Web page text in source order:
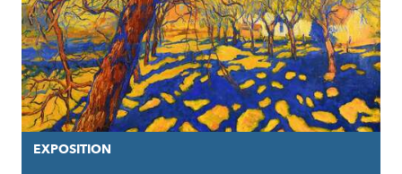
EXPOSITION